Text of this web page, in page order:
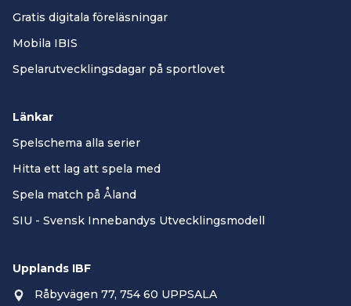
Gratis digitala föreläsningar
Mobila IBIS
Spelarutvecklingsdagar på sportlovet
Länkar
Spelschema alla serier
Hitta ett lag att spela med
Spela match på Åland
SIU - Svensk Innebandys Utvecklingsmodell
Upplands IBF
Råbyvägen 77, 754 60 UPPSALA